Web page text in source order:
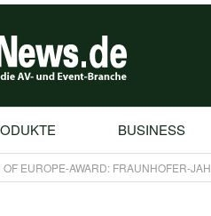
BUSINESS
OF EUROPE-AWARD: FRAUNHOFER-